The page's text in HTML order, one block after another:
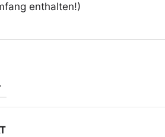
enthalten!)